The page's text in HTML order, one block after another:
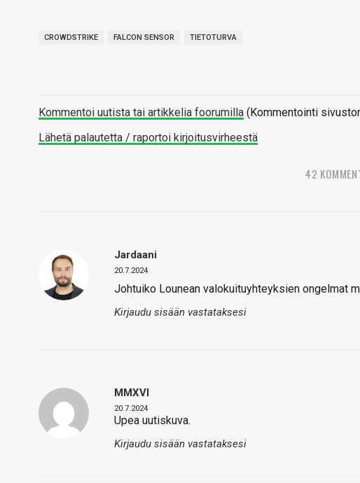
CROWDSTRIKE FALCON SENSOR TIETOTURVA
Kommentoi uutista tai artikkelia foorumilla (Kommentointi
Lähetä palautetta / raportoi kirjoitusvirheestä
42
Jardaani
20.7.2024
Johtuiko Lounean valokuituyhteyksien ongelmat
Kirjaudu sisään vastataksesi
MMXVI
20.7.2024
Upea uutiskuva.
Kirjaudu sisään vastataksesi